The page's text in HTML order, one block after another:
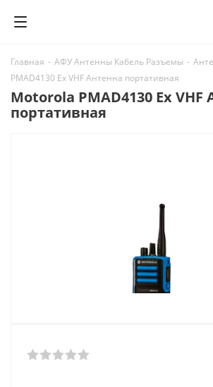
Главная - АФУ Антенны Кабель Разъемы -
PMAD4130 Ex VHF Антенна портативная
Motorola PMAD4130 Ex VHF
портативная